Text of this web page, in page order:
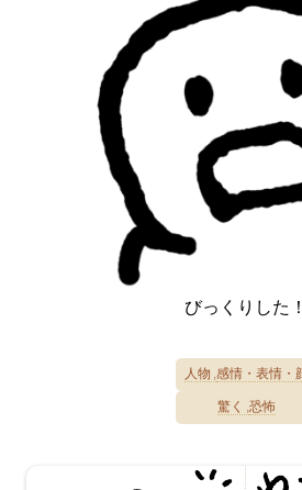
びっくりした！
人物 感情・表情・
驚く 恐怖